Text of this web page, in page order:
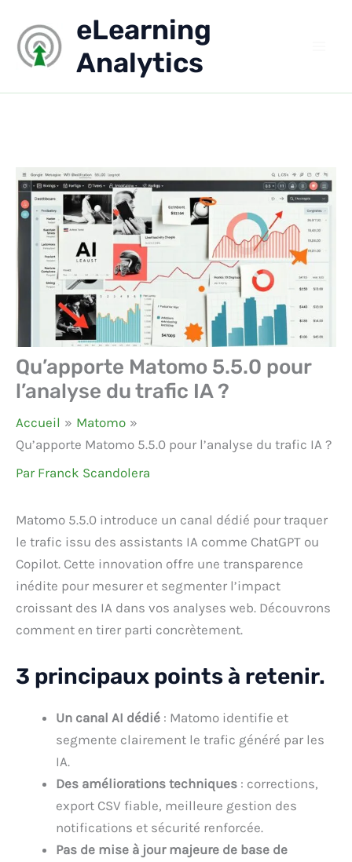
contenu
eLearning
Analytics
Qu’apporte Matomo 5.5.0 pour
l’analyse du trafic IA ?
Accueil
Matomo
Qu’apporte Matomo 5.5.0 pour l’analyse du trafic IA ?
Par Franck Scandolera
Matomo 5.5.0 introduce un canal dédié pour traquer
le trafic issu des assistants IA comme ChatGPT ou
Copilot. Cette innovation offre une transparence
inédite pour mesurer et segmenter l’impact
croissant des IA dans vos analyses web. Découvrons
comment en tirer parti concrètement.
3 principaux points à retenir.
Un canal AI dédié : Matomo identifie et
segmente clairement le trafic généré par les
IA.
Des améliorations techniques : corrections,
export CSV fiable, meilleure gestion des
notifications et sécurité renforcée.
Pas de mise à jour majeure de base de